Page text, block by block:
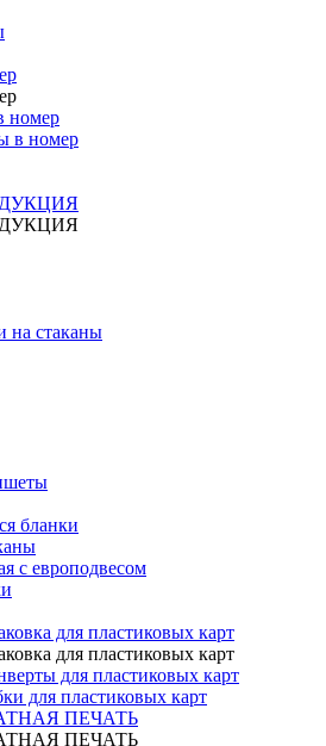
номер
в номер
стаканы
бланки
с европодвесом
для пластиковых карт
для пластиковых карт
для пластиковых карт
для пластиковых карт
ПЕЧАТЬ
ПЕЧАТЬ